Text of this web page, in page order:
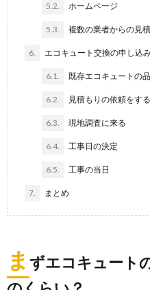
5.2. ホームページ
5.3. 複数の業者からの見
6. エコキュート交換の申し込
6.1. 既存エコキュートの
6.2. 見積もりの依頼をする
6.3. 現地調査に来る
6.4. 工事日の決定
6.5. 工事の当日
7. まとめ
ま ずエコキュート